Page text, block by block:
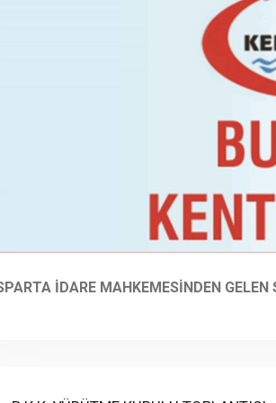
İDARE MAHKEMESİNDEN GELEN